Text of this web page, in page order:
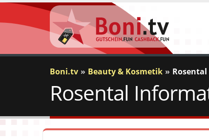
Boni.tv Beauty & Kosmetik Rosental
Rosental